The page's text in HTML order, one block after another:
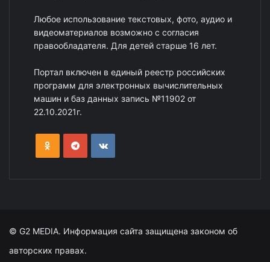
Любое использование текстовых, фото, аудио и
видеоматериалов возможно с согласия
правообладателя. Для детей старше 16 лет.
Портал включен в единый реестр российских
программ для электронных вычислительных
машин и баз данных запись №11902 от
22.10.2021г.
© G2 MEDIA. Информация сайта защищена законом об
авторских правах.